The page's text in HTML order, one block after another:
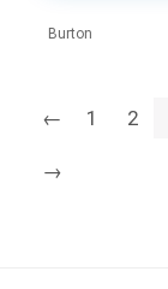
Burton
← 1 2
→